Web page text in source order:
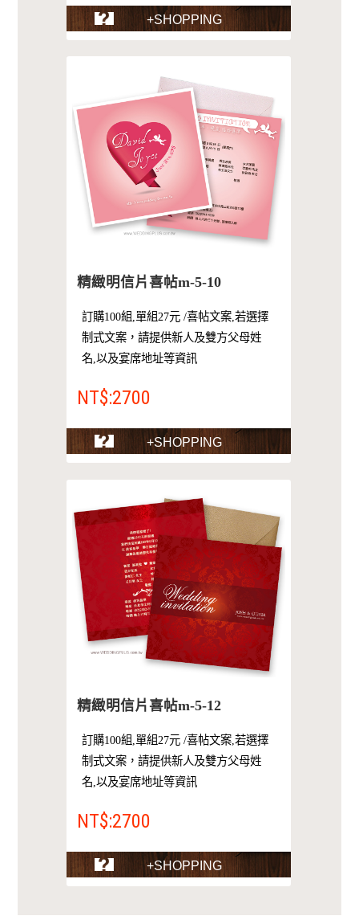
+SHOPPING
精緻明信片喜帖m-5-10
訂購100組,單組27元 /喜帖文案,若選擇
制式文案，請提供新人及雙方父母姓
名,以及宴席地址等資訊
NT$:2700
+SHOPPING
精緻明信片喜帖m-5-12
訂購100組,單組27元 /喜帖文案,若選擇
制式文案，請提供新人及雙方父母姓
名,以及宴席地址等資訊
NT$:2700
+SHOPPING